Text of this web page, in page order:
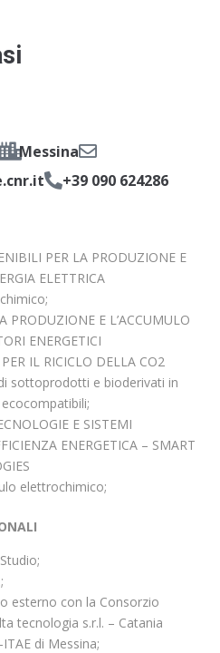
Messina
+39 090 624286
PER LA PRODUZIONE E
ELETTRICA
PRODUZIONE E L’ACCUMULO
ENERGETICI
IL RICICLO DELLA CO2
sottoprodotti e bioderivati in
E SISTEMI
ENERGETICA – SMART
elettrochimico;
esterno con la Consorzio
tecnologia s.r.l. – Catania
di Messina;